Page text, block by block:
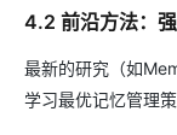
4.2 前沿方法：
最新的研究（如
学习最优记忆管理策